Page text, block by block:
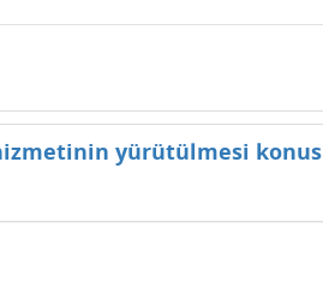
yürütülmesi konus